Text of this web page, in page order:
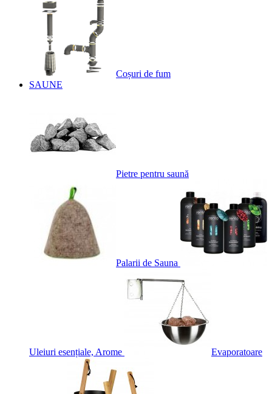
Coșuri de fum
SAUNE
Pietre pentru saună
Palarii de Sauna
Uleiuri esențiale, Arome Evaporatoare